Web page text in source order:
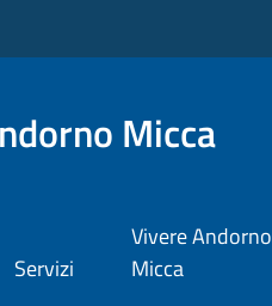
Micca
Servizi
Vivere Andorno
Micca